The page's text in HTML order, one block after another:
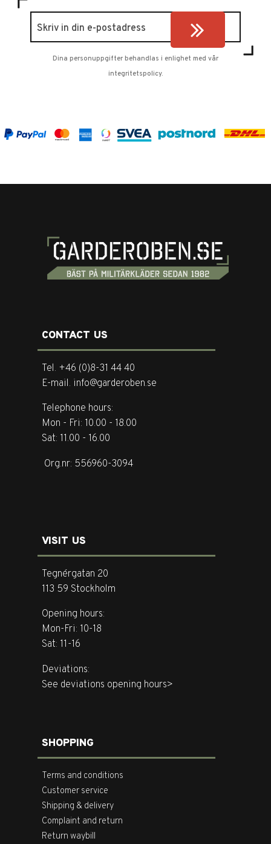
Dina personuppgifter behandlas i enlighet med vår
integritetspolicy.
CONTACT US
Tel. +46 (0)8-31 44 40
E-mail. info@garderoben.se
Telephone hours:
Mon - Fri: 10.00 - 18.00
Sat: 11.00 - 16.00
Org.nr: 556960-3094
VISIT US
Tegnérgatan 20
113 59 Stockholm
Opening hours:
Mon-Fri: 10-18
Sat: 11-16
Deviations:
See deviations opening hours>
SHOPPING
Terms and conditions
Customer service
Shipping & delivery
Complaint and return
Return waybill